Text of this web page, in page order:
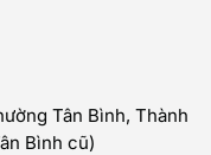
Tân Bình, Thành
Bình cũ)